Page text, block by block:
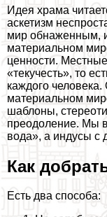
Идея храма
аскетизм
мир обнаженным,
материальном
ценности. Местные
«текучесть», то
каждого человека.
материальном
шаблоны,
преодоление. Мы
вода», а индусы с
Как
Есть два способа: